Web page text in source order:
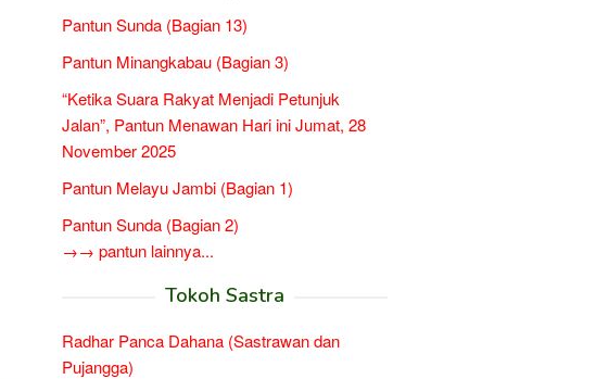
Pantun Sunda (Bagian 13)
Pantun Minangkabau (Bagian 3)
“Ketika Suara Rakyat Menjadi Petunjuk
Jalan”, Pantun Menawan Hari ini Jumat, 28
November 2025
Pantun Melayu Jambi (Bagian 1)
Pantun Sunda (Bagian 2)
→→ pantun lainnya...
Tokoh Sastra
Radhar Panca Dahana (Sastrawan dan
Pujangga)